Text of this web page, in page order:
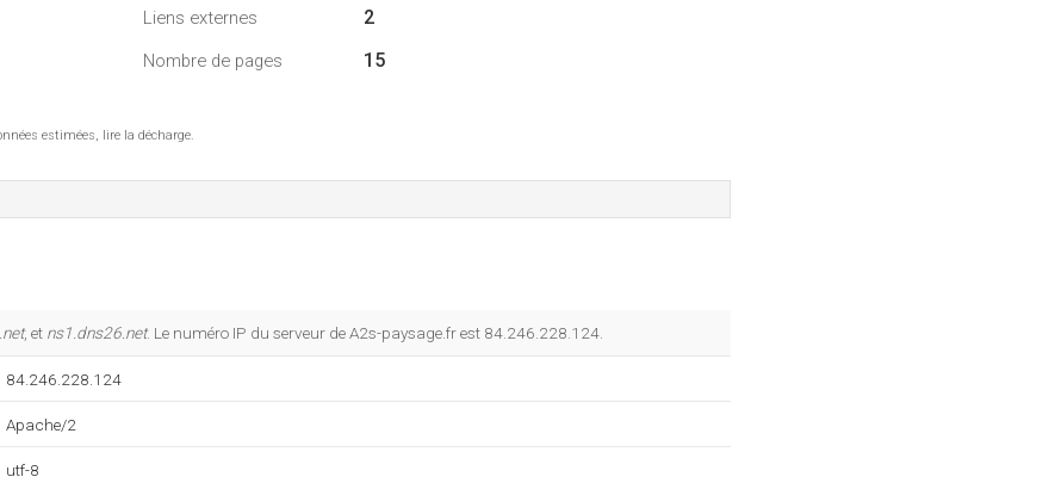
Liens externes 2
Nombre de pages 15
estimées, lire la décharge.
, et ns1.dns26.net. Le numéro IP du serveur de A2s-paysage.fr est 84.246.228.124.
84.246.228.124
Apache/2
utf-8